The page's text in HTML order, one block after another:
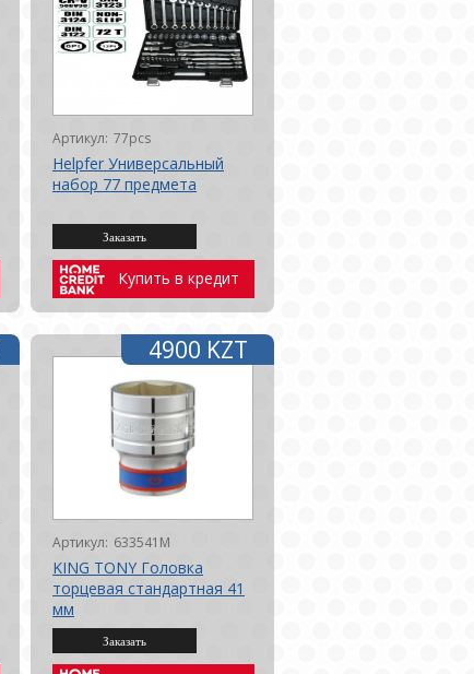
Артикул: 77pcs
Helpfer Универсальный
набор 77 предмета
Купить в кредит
Артикул: 633541M
KING TONY Головка
торцевая стандартная 41
мм
4900 KZT